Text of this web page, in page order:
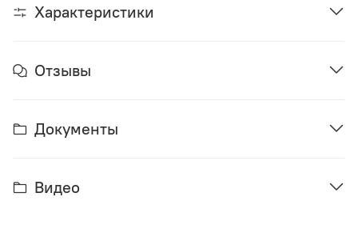
Характеристики
Отзывы
Документы
Видео